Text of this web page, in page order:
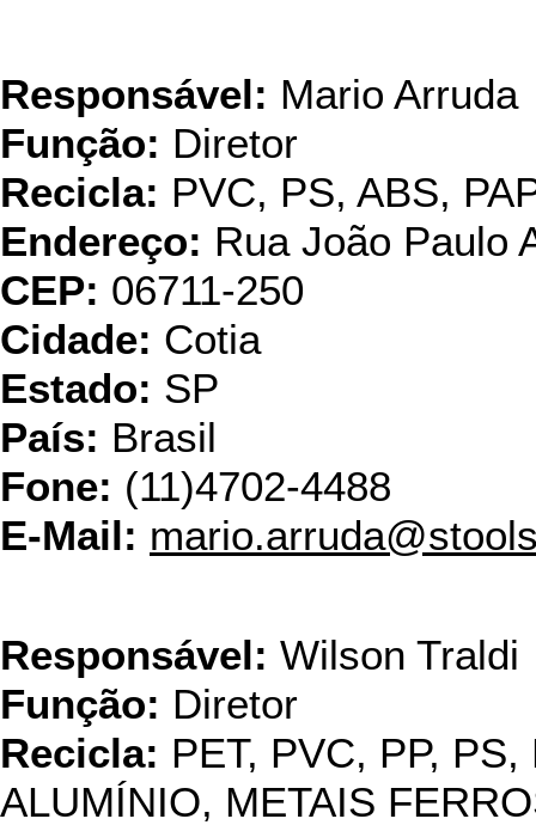
Responsável: Mario Arruda
Função: Diretor
Recicla: PVC, PS, ABS,
Endereço: Rua João Paulo
CEP: 06711-250
Cidade: Cotia
Estado: SP
País: Brasil
Fone: (11)4702-4488
E-Mail:
Responsável: Wilson Traldi
Função: Diretor
Recicla: PET, PVC, PP,
ALUMÍNIO, METAIS